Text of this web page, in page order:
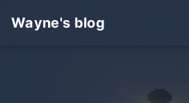
Wayne's blog